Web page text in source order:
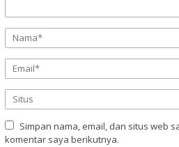
Simpan nama, email, dan situs web
komentar saya berikutnya.